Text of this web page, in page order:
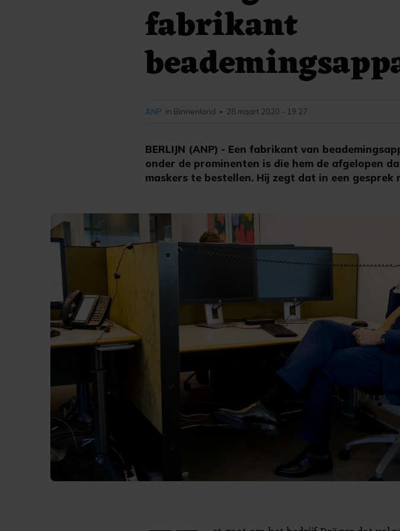
fabrikant
BERLIJN (ANP) - Een fabrikant van
onder de prominenten is die hem de afgelopen
maskers te bestellen. Hij zegt dat in een gesprek
ANP in Binnenland • 28 maart 2020 - 19:27